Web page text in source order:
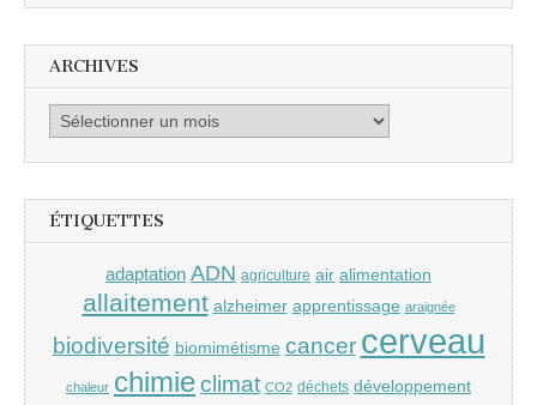
ARCHIVES
Archives
ÉTIQUETTES
adaptation ADN agriculture air alimentation
allaitement alzheimer apprentissage araignée
biodiversité biomimétisme cancer cerveau
chaleur chimieclimat CO2 déchets développement